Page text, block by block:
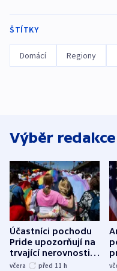
ŠTÍTKY
Domácí Regiony
Výběr redakce
Účastníci pochodu
Pride upozorňují na
trvající nerovnosti i
společenskou
včera před 11 h